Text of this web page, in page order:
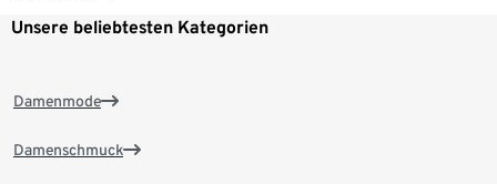
Unsere beliebtesten Kategorien
Damenmode
Damenschmuck